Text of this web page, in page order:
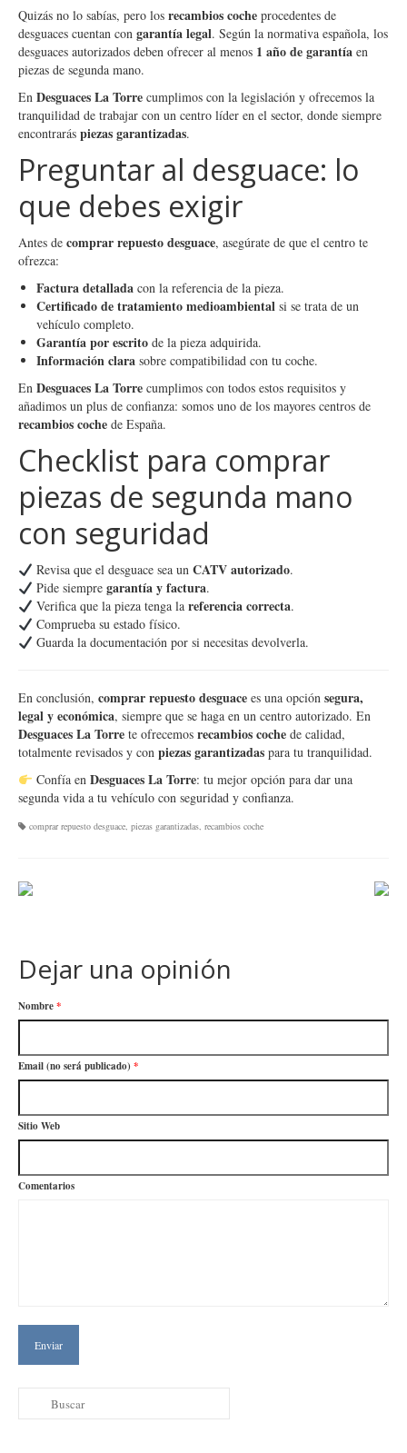
Quizás no lo sabías, pero los recambios coche procedentes de
desguaces cuentan con garantía legal. Según la normativa española, los
desguaces autorizados deben ofrecer al menos 1 año de garantía en
piezas de segunda mano.
En Desguaces La Torre cumplimos con la legislación y ofrecemos la
tranquilidad de trabajar con un centro líder en el sector, donde siempre
encontrarás piezas garantizadas.
Preguntar al desguace: lo
que debes exigir
Antes de comprar repuesto desguace, asegúrate de que el centro te
ofrezca:
Factura detallada con la referencia de la pieza.
Certificado de tratamiento medioambiental si se trata de un
vehículo completo.
Garantía por escrito de la pieza adquirida.
Información clara sobre compatibilidad con tu coche.
En Desguaces La Torre cumplimos con todos estos requisitos y
añadimos un plus de confianza: somos uno de los mayores centros de
recambios coche de España.
Checklist para comprar
piezas de segunda mano
con seguridad
Revisa que el desguace sea un CATV autorizado.
Pide siempre garantía y factura.
Verifica que la pieza tenga la referencia correcta.
Comprueba su estado físico.
Guarda la documentación por si necesitas devolverla.
En conclusión, comprar repuesto desguace es una opción segura,
legal y económica, siempre que se haga en un centro autorizado. En
Desguaces La Torre te ofrecemos recambios coche de calidad,
totalmente revisados y con piezas garantizadas para tu tranquilidad.
Confía en Desguaces La Torre: tu mejor opción para dar una
segunda vida a tu vehículo con seguridad y confianza.
comprar repuesto desguace, piezas garantizadas, recambios coche
Dejar una opinión
Nombre*
Email (no será publicado) *
Sitio Web
Comentarios